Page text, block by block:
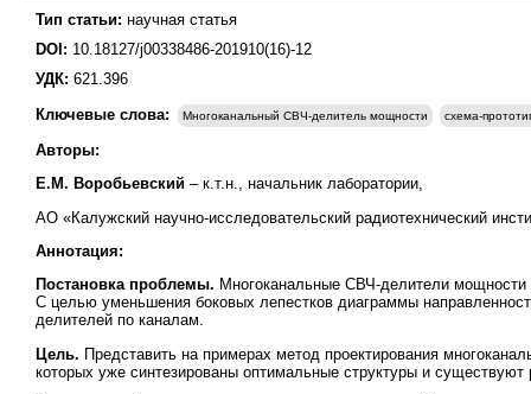
Тип статьи: научная статья
DOI: 10.18127/j00338486-201910(16)-12
УДК: 621.396
Ключевые слова:
Многоканальный СВЧ-делитель мощности схема-
Авторы:
Е.М. Воробьевский – к.т.н., начальник лаборатории,
АО «Калужский научно-исследовательский радиотехнический
Аннотация:
Постановка проблемы. Многоканальные СВЧ-делители
С целью уменьшения боковых лепестков диаграммы
делителей по каналам.
Цель. Представить на примерах метод проектирования
которых уже синтезированы оптимальные структуры и